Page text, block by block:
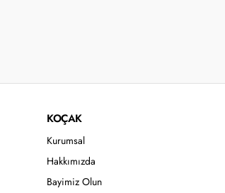
KOÇAK
Kurumsal
Hakkımızda
Bayimiz Olun